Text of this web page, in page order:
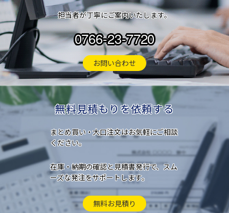
担当者が丁寧にご案内いたします。
0766-23-7720
お問い合わせ
無料見積もりを依頼する
まとめ買い・大口注文はお気軽にご相談
ください。
在庫・納期の確認と見積書発行で、スム
ーズな発注をサポートします。
無料お見積り